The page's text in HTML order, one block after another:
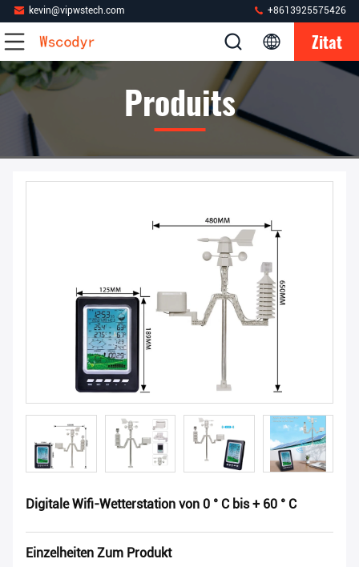
kevin@vipwstech.com +8613925575426
Zitat
Produits
Digitale Wifi-Wetterstation von 0 ° C bis + 60 ° C
Einzelheiten Zum Produkt